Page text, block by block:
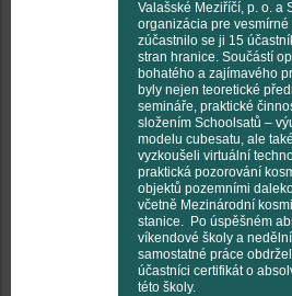
Valašské Meziříčí, p. o. a
organizácia pre vesmírné
zúčastnilo se ji 15
stran hranice. Součástí
bohatého a zajímavého
byly nejen teoretické
semináře, praktické
složením Schoolsatů –
modelu cubesatu, ale
vyzkoušeli virtuální
praktická pozorování
objektů pozemními
včetně Mezinárodní
stanice. Po úspěšném
víkendové školy a nedělní
samostatné práce
účastníci certifikát o
této školy.